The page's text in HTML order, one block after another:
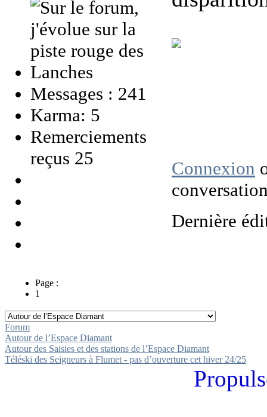
Messages : 241
Karma: 5
Remerciements
reçus 25
Connexion
Dernière
Page :
1
Forum
Autour de l’Espace Diamant
Autour des Saisies et des stations de l’Espace Diamant
Téléski des Seigneurs à Flumet - pas d’ouverture cet hiver 24/25